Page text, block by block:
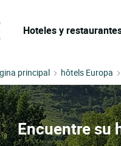
Hoteles y
principal hôtels Europa
Encuentre su